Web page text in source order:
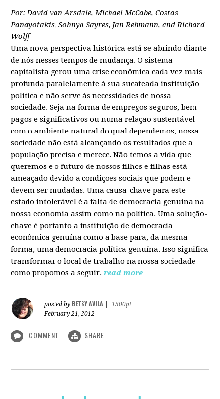
Por: David van Arsdale, Michael McCabe, Costas
Panayotakis, Sohnya Sayres, Jan Rehmann, and Richard
Wolff
Uma nova perspectiva histórica está se abrindo diante
de nós nesses tempos de mudança. O sistema
capitalista gerou uma crise econômica cada vez mais
profunda paralelamente à sua sucateada instituição
política e não serve às necessidades de nossa
sociedade. Seja na forma de empregos seguros, bem
pagos e significativos ou numa relação sustentável
com o ambiente natural do qual dependemos, nossa
sociedade não está alcançando os resultados que a
população precisa e merece. Não temos a vida que
queremos e o futuro de nossos filhos e filhas está
ameaçado devido a condições sociais que podem e
devem ser mudadas. Uma causa-chave para este
estado intolerável é a falta de democracia genuína na
nossa economia assim como na política. Uma solução-
chave é portanto a instituição de democracia
econômica genuína como a base para, da mesma
forma, uma democracia política genuína. Isso significa
transformar o local de trabalho na nossa sociedade
como propomos a seguir. read more
posted by BETSY AVILA
1500pt
February 21, 2012
COMMENT SHARE